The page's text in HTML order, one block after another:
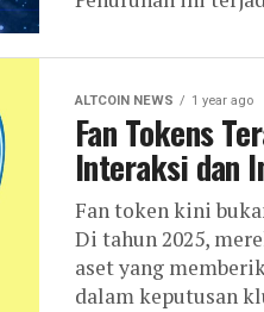
ALTCOIN NEWS 1 year ago
Fan Tokens
Interaksi dan
Fan token kini
Di tahun 2025,
aset yang
dalam keputusan